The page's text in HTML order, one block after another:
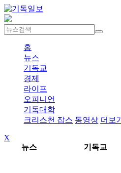
홈
뉴스
기독교
경제
라이프
오피니언
기독대학
크리스천 잡스 동영상 더보기
X
뉴스
기독교